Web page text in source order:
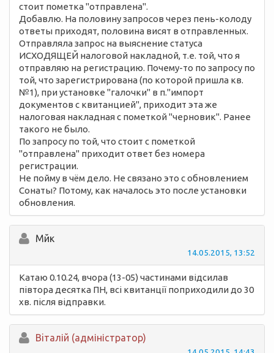
стоит пометка "отправлена".
Добавлю. На половину запросов через пень-колоду
ответы приходят, половина висят в отправленных.
Отправляла запрос на выяснение статуса
ИСХОДЯЩЕЙ налоговой накладной, т.е. той, что я
отправляю на регистрацию. Почему-то по запросу по
той, что зарегистрирована (по которой пришла кв.
№1), при установке "галочки" в п."импорт
документов с квитанцией", приходит эта же
налоговая накладная с пометкой "черновик". Ранее
такого не было.
По запросу по той, что стоит с пометкой
"отправлена" приходит ответ без номера
регистрации.
Не пойму в чём дело. Не связано это с обновлением
Сонаты? Потому, как началось это после установки
обновления.
Мйк
14.05.2015, 13:52
Катаю 0.10.24, вчора (13-05) частинами відсилав
півтора десятка ПН, всі квитанції поприходили до 30
хв. після відправки.
Вiталій (адміністратор)